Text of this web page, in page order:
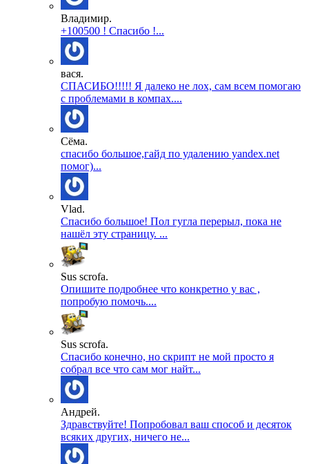
Владимир.
+100500 ! Спасибо !...
вася.
СПАСИБО!!!!! Я далеко не лох, сам всем помогаю
с проблемами в компах....
Сёма.
спасибо большое,гайд по удалению yandex.net
помог)...
Vlad.
Спасибо большое! Пол гугла перерыл, пока не
нашёл эту страницу. ...
Sus scrofa.
Опишите подробнее что конкретно у вас ,
попробую помочь....
Sus scrofa.
Спасибо конечно, но скрипт не мой просто я
собрал все что сам мог найт...
Андрей.
Здравствуйте! Попробовал ваш способ и десяток
всяких других, ничего не...